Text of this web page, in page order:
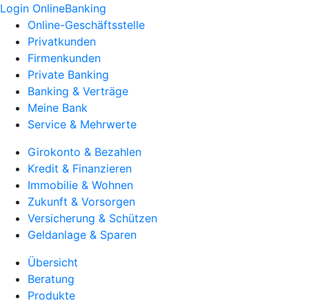
Login OnlineBanking
Online-Geschäftsstelle
Privatkunden
Firmenkunden
Private Banking
Banking & Verträge
Meine Bank
Service & Mehrwerte
Girokonto & Bezahlen
Kredit & Finanzieren
Immobilie & Wohnen
Zukunft & Vorsorgen
Versicherung & Schützen
Geldanlage & Sparen
Übersicht
Beratung
Produkte